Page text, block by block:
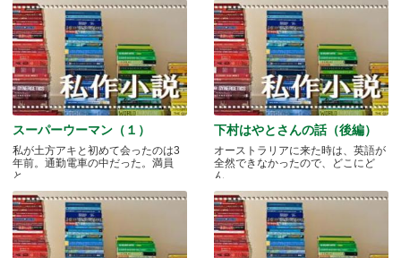
スーパーウーマン（１）
私が土方アキと初めて会ったのは3
年前。通勤電車の中だった。満員
と.....
下村はやとさんの話（後編）
オーストラリアに来た時は、英語が
全然できなかったので、どこにど
ん.....